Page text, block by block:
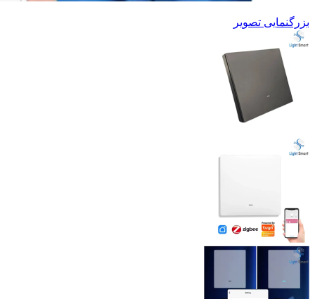
بزرگنمایی تصویر